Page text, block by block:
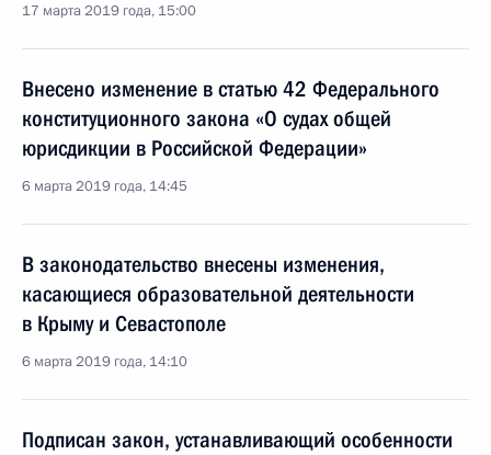
17 марта 2019 года, 15:00
Внесено изменение в статью 42 Федерального
конституционного закона «О судах общей
юрисдикции в Российской Федерации»
6 марта 2019 года, 14:45
В законодательство внесены изменения,
касающиеся образовательной деятельности
в Крыму и Севастополе
6 марта 2019 года, 14:10
Подписан закон, устанавливающий особенности